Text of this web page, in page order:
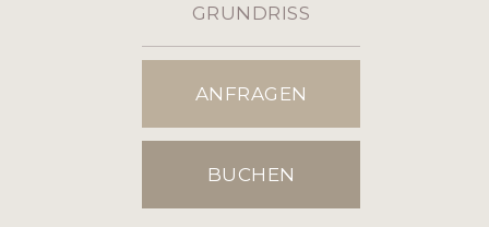
GRUNDRISS
ANFRAGEN
BUCHEN